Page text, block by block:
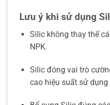
Lưu ý khi sử dụng
Silic không thay thế
NPK.
Silic đóng vai trò
cao hiệu suất sử